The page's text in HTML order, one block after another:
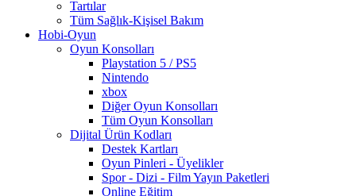
Tartılar
Tüm Sağlık-Kişisel Bakım
Hobi-Oyun
Oyun Konsolları
Playstation 5 / PS5
Nintendo
xbox
Diğer Oyun Konsolları
Tüm Oyun Konsolları
Dijital Ürün Kodları
Destek Kartları
Oyun Pinleri - Üyelikler
Spor - Dizi - Film Yayın Paketleri
Online Eğitim